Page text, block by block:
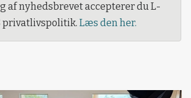
af nyhedsbrevet accepterer du L-
privatlivspolitik. Læs den her.